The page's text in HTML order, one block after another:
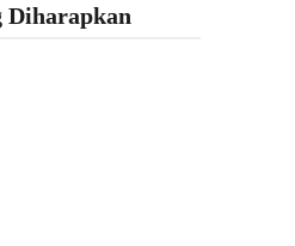
Diharapkan